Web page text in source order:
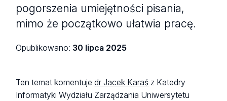
pogorszenia umiejętności pisania,
mimo że początkowo ułatwia pracę.
Opublikowano: 30 lipca 2025
Ten temat komentujedr Jacek Karaś z Katedry
Informatyki Wydziału Zarządzania Uniwersytetu